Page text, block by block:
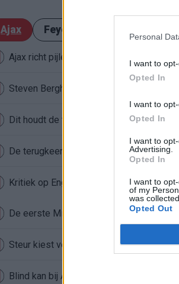
Personal
I want to
Opted In
I want to
Opted In
I want to
Advertising.
Opted In
I want to
of my
was collected.
Opted Out
Ajax Feyenoord
Ajax richt pijlen op Marokkaanse WK-
Steven Berghuis zorgt voor ophef na
Dit houdt de transfer van Marc-André ter
De terugkeer van Daley Blind past in een
Kritiek op Engels van Míchel
Steur kiest voor Newcastle na gemiste
Blind kan bij Ajax de speler naast Míchel